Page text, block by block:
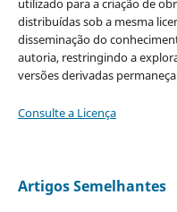
utilizado para a criação de
distribuídas sob a mesma
disseminação do
autoria, restringindo a
versões derivadas
Consulte a Licença
Artigos Semelhantes